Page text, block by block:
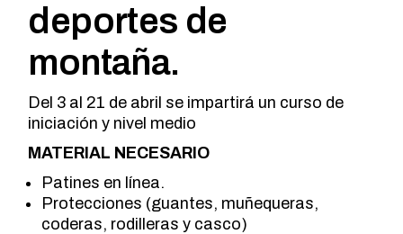
deportes de
montaña.
Del 3 al 21 de abril se impartirá un curso de
iniciación y nivel medio
MATERIAL NECESARIO
Patines en línea.
Protecciones (guantes, muñequeras,
coderas, rodilleras y casco)